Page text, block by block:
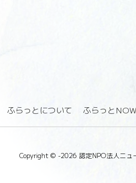
ふらっとについて ふらっとNOW
Copyright © -2026 認定NPO法人ニュ